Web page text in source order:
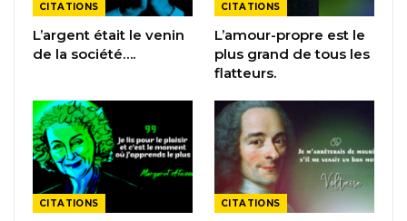
CITATIONS
L’argent était le venin
de la société….
CITATIONS
L’amour-propre est le
plus grand de tous les
flatteurs.
CITATIONS CITATIONS